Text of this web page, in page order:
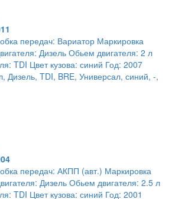
передач: Вариатор Маркировка
Дизель Обьем двигателя: 2 л
TDI Цвет кузова: синий Год: 2007
Дизель, TDI, BRE, Универсал, синий, -,
передач: АКПП (авт.) Маркировка
Дизель Обьем двигателя: 2.5 л
TDI Цвет кузова: синий Год: 2001